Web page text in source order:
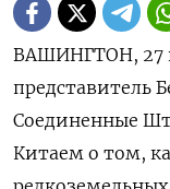
ВАШИНГТОН, 27
представитель
Соединенные
Китаем о том,